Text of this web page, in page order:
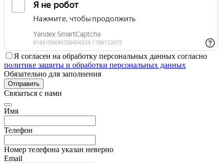
Я согласен на обработку персональных данных согласно
политике защиты и обработки персональных данных
Обязательно для заполнения
Отправить
Связаться с нами
Имя
Телефон
Номер телефона указан неверно
Email